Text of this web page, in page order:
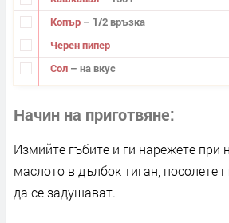
Копър – 1/2 връзка
Черен пипер
Сол – на вкус
Начин на приготвяне
Измийте гъбите и ги нарежете при
маслото в дълбок тиган, посолете
да се задушават.